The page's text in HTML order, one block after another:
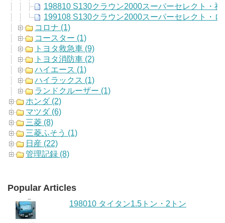
198810 S130クラウン2000スーパーセレクト・
199108 S130クラウン2000スーパーセレクト・ロ
コロナ (1)
コースター (1)
トヨタ救急車 (9)
トヨタ消防車 (2)
ハイエース (1)
ハイラックス (1)
ランドクルーザー (1)
ホンダ (2)
マツダ (6)
三菱 (8)
三菱ふそう (1)
日産 (22)
管理記録 (8)
Popular Articles
198010 タイタン1.5トン・2トン